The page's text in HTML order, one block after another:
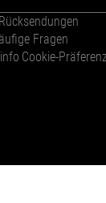
Rücksendungen
Fragen
Cookie-